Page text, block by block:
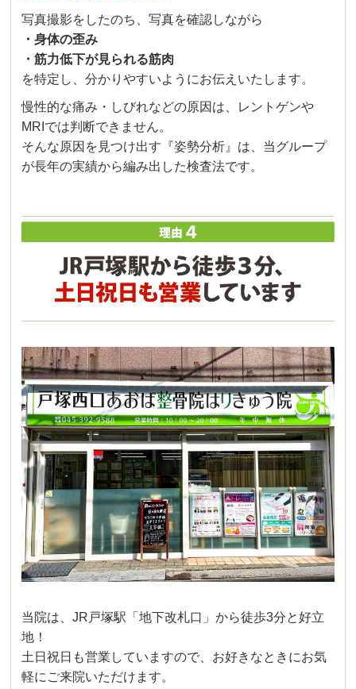
写真撮影をしたのち、写真を確認しながら
・身体の歪み
・筋力低下が見られる筋肉
を特定し、分かりやすいようにお伝えいたします。
慢性的な痛み・しびれなどの原因は、レントゲンや
MRIでは判断できません。
そんな原因を見つけ出す『姿勢分析』は、当グループ
が長年の実績から編み出した検査法です。
当院は、JR戸塚駅「地下改札口」から徒歩3分と好立
地！
土日祝日も営業していますので、お好きなときにお気
軽にご来院いただけます。